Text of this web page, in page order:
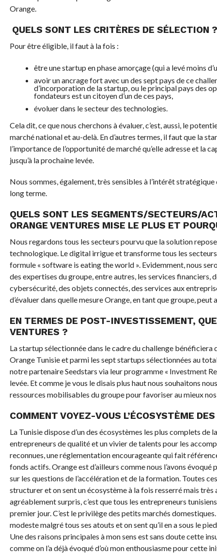
Orange.
QUELS SONT LES CRITÈRES DE SÉLECTION
Pour être éligible, il faut à la fois :
être une startup en phase amorçage (qui a levé moins
avoir un ancrage fort avec un des sept pays de ce
d’incorporation de la startup, ou le principal pays des
fondateurs est un citoyen d’un de ces pays,
évoluer dans le secteur des technologies.
Cela dit, ce que nous cherchons à évaluer, c’est, aussi, le
marché national et au-delà. En d’autres termes, il faut que la
l’importance de l’opportunité de marché qu’elle adresse et la
jusqu’à la prochaine levée.
Nous sommes, également, très sensibles à l’intérêt
long terme.
QUELS SONT LES SEGMENTS/SECTEURS/
ORANGE VENTURES MISE LE PLUS ET
Nous regardons tous les secteurs pourvu que la solution
technologique. Le digital irrigue et transforme tous les
formule « software is eating the world ». Evidemment, nous
des expertises du groupe, entre autres, les services financiers,
cybersécurité, des objets connectés, des services aux
d’évaluer dans quelle mesure Orange, en tant que groupe,
EN TERMES DE POST-INVESTISSEMENT,
VENTURES ?
La startup sélectionnée dans le cadre du challenge bénéficiera
Orange Tunisie et parmi les sept startups sélectionnées au
notre partenaire Seedstars via leur programme « Investment
levée. Et comme je vous le disais plus haut nous souhaitons
ressources mobilisables du groupe pour favoriser au mieux
COMMENT VOYEZ-VOUS L’ÉCOSYSTÈME
La Tunisie dispose d’un des écosystèmes les plus complets de
entrepreneurs de qualité et un vivier de talents pour les
reconnues, une réglementation encourageante qui fait
fonds actifs. Orange est d’ailleurs comme nous l’avons
sur les questions de l’accélération et de la formation. Toutes
structurer et on sent un écosystème à la fois resserré mais très
agréablement surpris, c’est que tous les entrepreneurs
premier jour. C’est le privilège des petits marchés
modeste malgré tous ses atouts et on sent qu’il en a sous le
Une des raisons principales à mon sens est sans doute cette
comme on l’a déjà évoqué d’où mon enthousiasme pour cette